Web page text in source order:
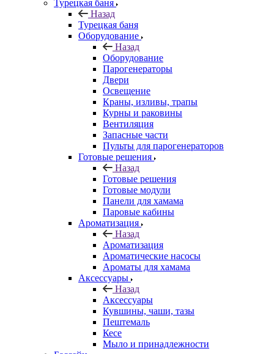
Турецкая баня
Назад
Турецкая баня
Оборудование
Назад
Оборудование
Парогенераторы
Двери
Освещение
Краны, изливы, трапы
Курны и раковины
Вентиляция
Запасные части
Пульты для парогенераторов
Готовые решения
Назад
Готовые решения
Готовые модули
Панели для хамама
Паровые кабины
Ароматизация
Назад
Ароматизация
Ароматические насосы
Ароматы для хамама
Аксессуары
Назад
Аксессуары
Кувшины, чаши, тазы
Пештемаль
Кесе
Мыло и принадлежности